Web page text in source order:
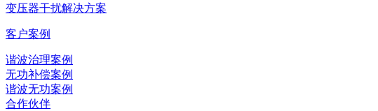
变压器干扰解决方案
客户案例
谐波治理案例
无功补偿案例
谐波无功案例
合作伙伴